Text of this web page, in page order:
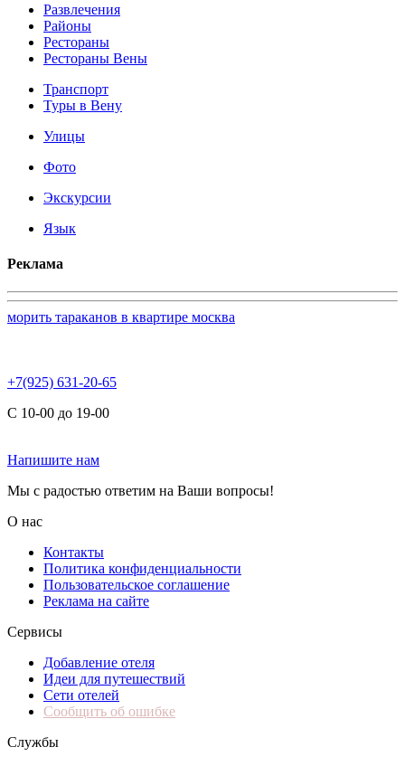
Развлечения
Районы
Рестораны
Рестораны Вены
Транспорт
Туры в Вену
Улицы
Фото
Экскурсии
Язык
Реклама
морить тараканов в квартире москва
+7(925) 631-20-65
С 10-00 до 19-00
Напишите нам
Мы с радостью ответим на Ваши вопросы!
О нас
Контакты
Политика конфиденциальности
Пользовательское соглашение
Реклама на сайте
Сервисы
Добавление отеля
Идеи для путешествий
Сети отелей
Сообщить об ошибке
Службы